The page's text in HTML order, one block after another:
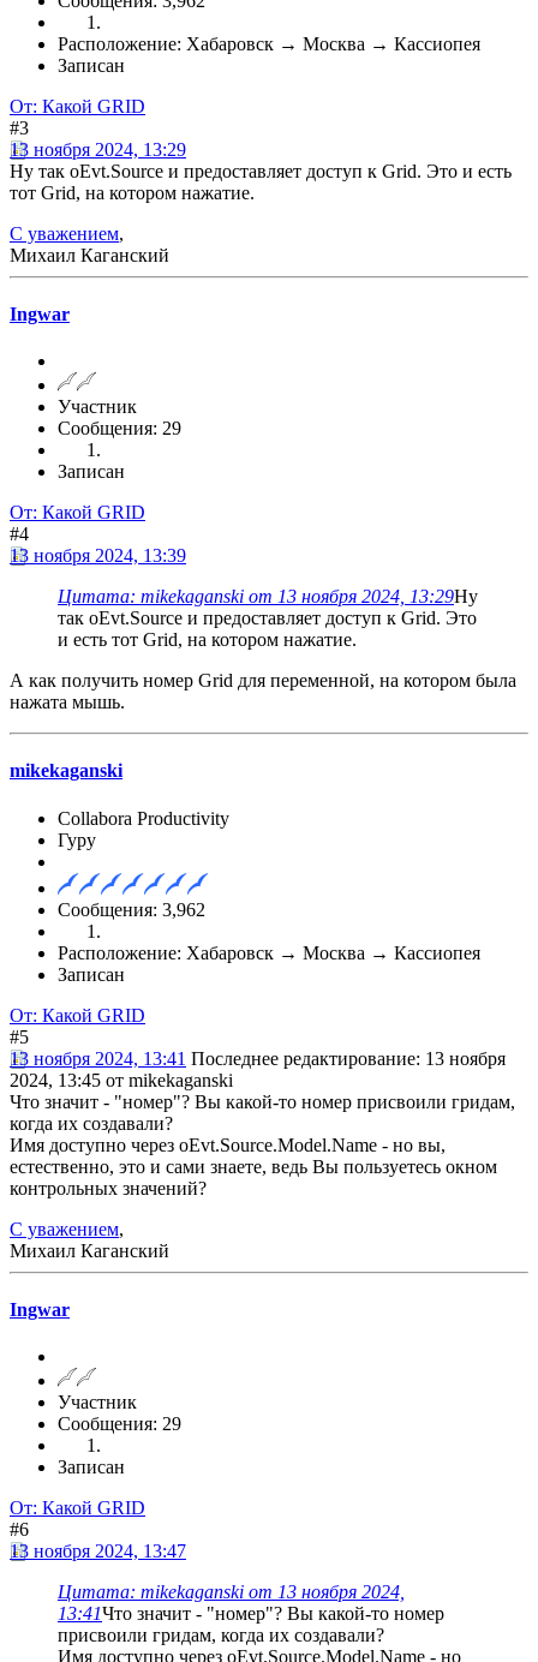
Расположение: Хабаровск → Москва → Кассиопея
Записан
От: Какой GRID
#3
13 ноября 2024, 13:29
Ну так oEvt.Source и предоставляет доступ к Grid. Это и есть
тот Grid, на котором нажатие.
С уважением,
Михаил Каганский
Ingwar
Участник
Сообщения: 29
Записан
От: Какой GRID
#4
13 ноября 2024, 13:39
Цитата: mikekaganski от 13 ноября 2024, 13:29Ну
так oEvt.Source и предоставляет доступ к Grid. Это
и есть тот Grid, на котором нажатие.
А как получить номер Grid для переменной, на котором была
нажата мышь.
mikekaganski
Collabora Productivity
Гуру
Сообщения: 3,962
Расположение: Хабаровск → Москва → Кассиопея
Записан
От: Какой GRID
#5
13 ноября 2024, 13:41 Последнее редактирование: 13 ноября
2024, 13:45 от mikekaganski
Что значит - "номер"? Вы какой-то номер присвоили гридам,
когда их создавали?
Имя доступно через oEvt.Source.Model.Name - но вы,
естественно, это и сами знаете, ведь Вы пользуетесь окном
контрольных значений?
С уважением,
Михаил Каганский
Ingwar
Участник
Сообщения: 29
Записан
От: Какой GRID
#6
13 ноября 2024, 13:47
Цитата: mikekaganski от 13 ноября 2024,
13:41Что значит - "номер"? Вы какой-то номер
присвоили гридам, когда их создавали?
Имя доступно через oEvt.Source.Model.Name - но